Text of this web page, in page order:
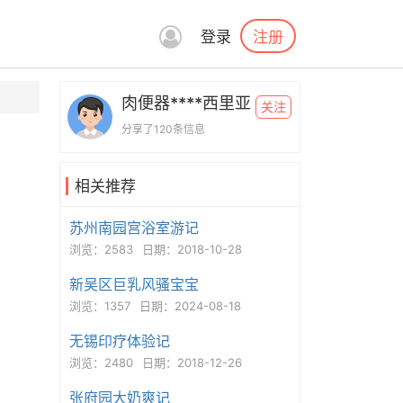
登录 注册
肉便器****西里亚
分享了120条信息
关注
相关推荐
苏州南园宫浴室游记
浏览：2583 日期：2018-10-28
新吴区巨乳风骚宝宝
浏览：1357 日期：2024-08-18
无锡印疗体验记
浏览：2480 日期：2018-12-26
张府园大奶爽记